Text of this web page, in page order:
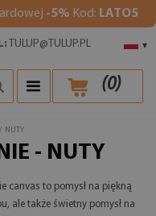
-5% Kod: LATO5
▾
TULUP@TULUP.PL
(0)
/ NUTY
- NUTY
canvas to pomysł na piękną
ale także świetny pomysł na